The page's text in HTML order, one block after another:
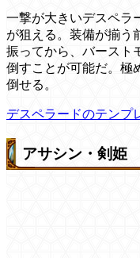
一撃が大きいデスペラ
が狙える。装備が揃う
振ってから、バースト
倒すことが可能だ。極
倒せる。
デスペラードのテンプ
アサシン・剣姫